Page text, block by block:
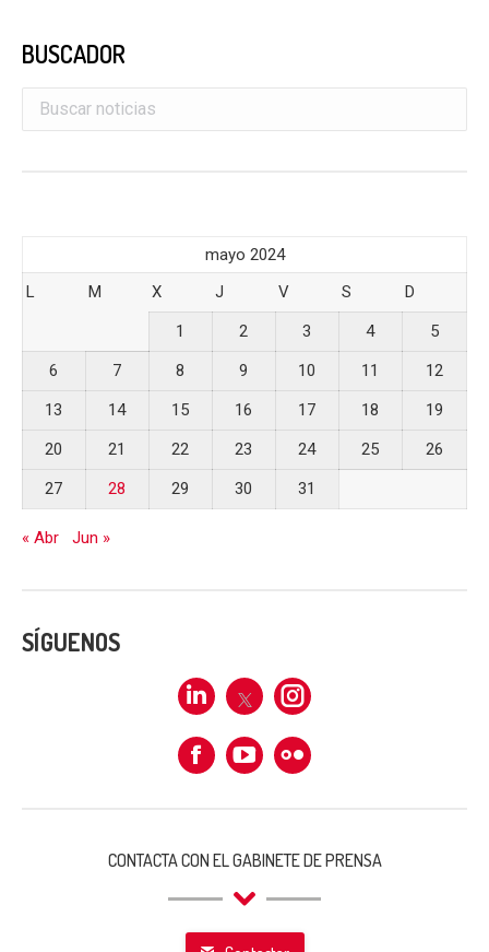
BUSCADOR
mayo 2024
L
M X J V S
D
1
2 3 4
5
6
7 8 9 10 11
12
13
14 15 16 17 18
19
20
21 22 23 24 25
26
27
28 29 30 31
« Abr Jun »
SÍGUENOS
Linkedin
X Instagram
FacebookFlickr
CONTACTA CON EL GABINETE DE PRENSA